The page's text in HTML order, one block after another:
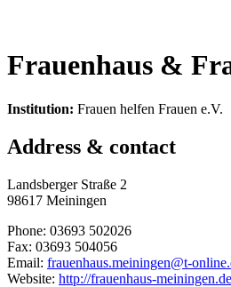
Frauenhaus &
Institution: Frauen helfen Frauen e.V.
Address & contact
Landsberger Straße 2
98617 Meiningen
Phone: 03693 502026
Fax: 03693 504056
Email: frauenhaus.meiningen@t-
Website: http://frauenhaus-meiningen.de